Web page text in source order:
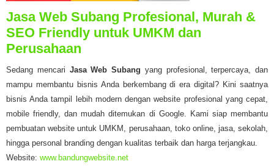
Jasa Web Subang Profesional, Murah &
SEO Friendly untuk UMKM dan
Perusahaan
Sedang mencari Jasa Web Subang yang profesional, terpercaya, dan
mampu membantu bisnis Anda berkembang di era digital? Kini saatnya
bisnis Anda tampil lebih modern dengan website profesional yang cepat,
mobile friendly, dan mudah ditemukan di Google. Kami siap membantu
pembuatan website untuk UMKM, perusahaan, toko online, jasa, sekolah,
hingga personal branding dengan kualitas terbaik dan harga terjangkau.
Website: www.bandungwebsite.net